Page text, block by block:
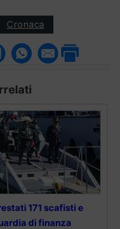
Cronaca
171 scafisti e
di finanza